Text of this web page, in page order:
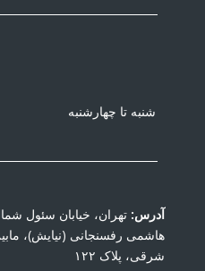
شنبه تا چهارشنبه
آدرس: تهران، خیابان سئول
هاشمی رفسنجانی (نیایش)،
شرقی، پلاک ۱۲۲